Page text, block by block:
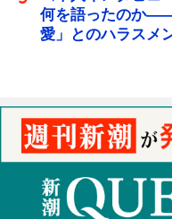
何を語ったのか
愛」とのハラスメ